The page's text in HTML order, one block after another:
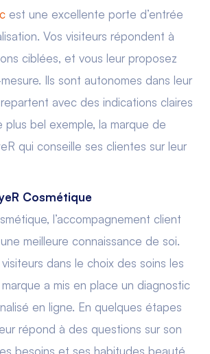
est une excellente porte d’entrée
Vos visiteurs répondent à
ciblées, et vous leur proposez
Ils sont autonomes dans leur
avec des indications claires
plus bel exemple, la marque de
qui conseille ses clientes sur leur
Cosmétique
l’accompagnement client
meilleure connaissance de soi.
dans le choix des soins les
a mis en place un diagnostic
en ligne. En quelques étapes
répond à des questions sur son
besoins et ses habitudes beauté.